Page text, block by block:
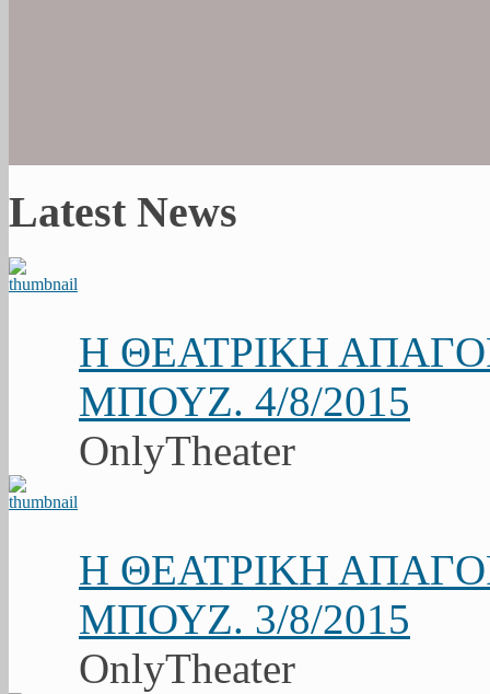
Latest News
Η ΘΕΑΤΡΙΚΗ
ΜΠΟΥΖ. 4/8/2015
OnlyTheater
Η ΘΕΑΤΡΙΚΗ
ΜΠΟΥΖ. 3/8/2015
OnlyTheater